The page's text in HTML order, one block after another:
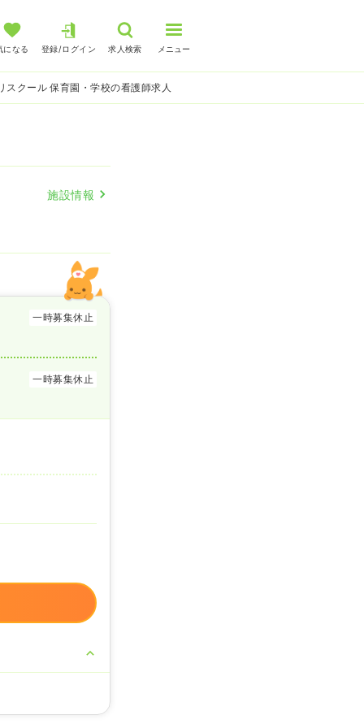
になる 登録/ログイン 求人検索 メニュー
スクール 保育園・学校の看護師求人
施設情報
一時募集休止
一時募集休止